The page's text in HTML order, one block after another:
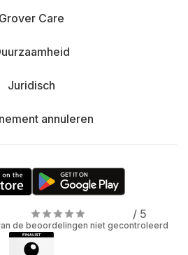
Grover Care
Juridisch
annuleren
/ 5
de beoordelingen niet gecontroleerd